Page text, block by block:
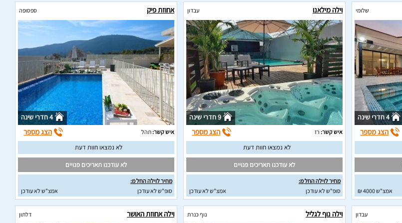
שלומי
4 חדרי שינה
הצג מספר
אמצ"ש 4000 ₪
וילה מילאנו עבדון
9 חדרי שינה
איש קשר: רז הצג מספר
לא נמצאו חוות דעת
לא עודכנו תאריכים פנויים
מחיר לוילה החל מ:
סופ"ש לא עודכן
אמצ"ש לא עודכן
אחוזת פיק ספסופה
4 חדרי שינה
איש קשר:תהל הצג מספר
לא נמצאו חוות דעת
לא עודכנו תאריכים פנויים
מחיר לוילה החל מ:
סופ"ש לא עודכן
אמצ"ש לא עודכן
עבדון וילה נוף לגליל נוף כנרת וילה אחוזת האושר דלתון